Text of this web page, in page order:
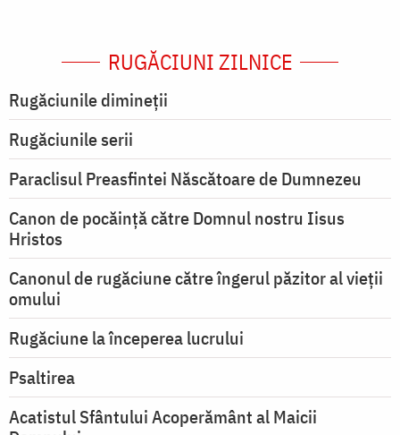
RUGĂCIUNI ZILNICE
Rugăciunile dimineții
Rugăciunile serii
Paraclisul Preasfintei Născătoare de Dumnezeu
Canon de pocăință către Domnul nostru Iisus
Hristos
Canonul de rugăciune către îngerul păzitor al vieții
omului
Rugăciune la începerea lucrului
Psaltirea
Acatistul Sfântului Acoperământ al Maicii